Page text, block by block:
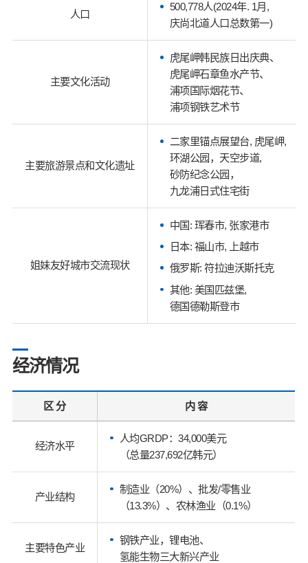
人口
500,778人(2024年. 1月,
庆尚北道人口总数第一)
主要文化活动
虎尾岬韩民族日出庆典、
虎尾岬石章鱼水产节、
浦项国际烟花节、
浦项钢铁艺术节
主要旅游景点和文化遗址
二家里锚点展望台, 虎尾岬,
环湖公园，天空步道,
砂防纪念公园，
九龙浦日式住宅街
姐妹友好城市交流现状
中国: 珲春市, 张家港市
日本: 福山市, 上越市
俄罗斯: 符拉迪沃斯托克
其他: 美国匹兹堡,
德国德勒斯登市
经济情况
区 分 内 容
经济水平
人均GRDP：34,000美元
（总量237,692亿韩元）
产业结构
制造业（20%）、批发/零售业
（13.3%）、农林渔业（0.1%）
主要特色产业
钢铁产业，锂电池、
氢能生物三大新兴产业